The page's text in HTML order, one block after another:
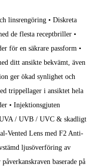
linsrengöring • Diskreta
de flesta receptbriller •
för en säkrare passform •
ditt ansikte bekvämt, även
ger ökad synlighet och
trippellager i ansiktet hela
• Injektionsgjuten
/ UVB / UVC & skadligt
Vented Lens med F2 Anti-
ljusöverföring av
baserade på